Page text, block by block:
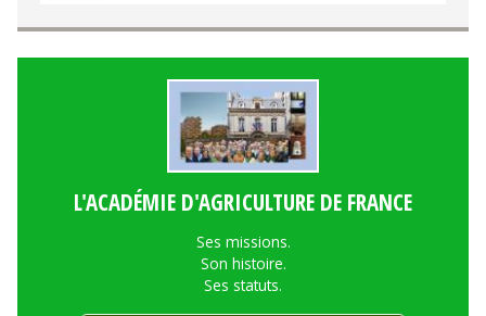
L'ACADÉMIE D'AGRICULTURE DE FRANCE
Ses missions.
Son histoire.
Ses statuts.